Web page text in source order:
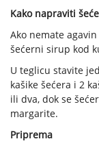
Kako napraviti
Ako nemate
šećerni sirup kod
U teglicu stavite
kašike šećera i 2
ili dva, dok se
margarite.
Priprema